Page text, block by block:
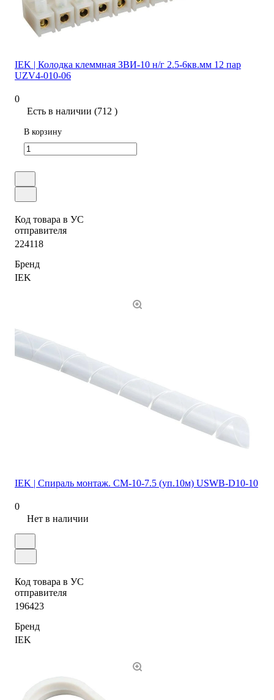
IEK | Колодка клеммная ЗВИ-10 н/г 2.5-6кв.мм 12 пар
UZV4-010-06
0
Есть в наличии (712 )
В корзину
Код товара в УС
отправителя
224118
Бренд
IEK
IEK | Спираль монтаж. СМ-10-7.5 (уп.10м) USWB-D10-10
0
Нет в наличии
Код товара в УС
отправителя
196423
Бренд
IEK